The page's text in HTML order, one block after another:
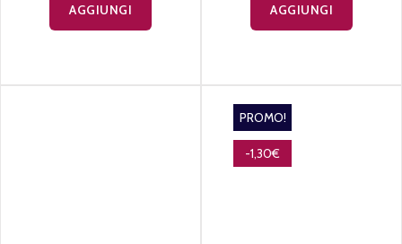
AGGIUNGI AGGIUNGI
PROMO!
-1,30€